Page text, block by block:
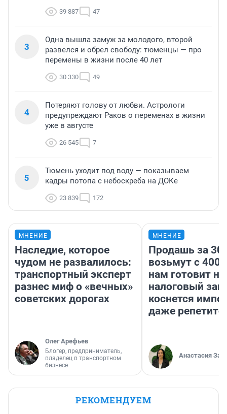
39 887 47
3
Одна вышла замуж за молодого, второй
развелся и обрел свободу: тюменцы — про
перемены в жизни после 40 лет
30 330 49
4
Потеряют голову от любви. Астрологи
предупреждают Раков о переменах в жизни
уже в августе
26 545 7
5
Тюмень уходит под воду — показываем
кадры потопа с небоскреба на ДОКе
23 839 172
МНЕНИЕ
Наследие, которое
чудом не развалилось:
транспортный эксперт
разнес миф о «вечных»
советских дорогах
Олег Арефьев
Блогер, предприниматель,
владелец в транспортном
бизнесе
МНЕНИЕ
Продашь за
возьмут с
нам готовит
налоговый
коснется
даже
Анастасия
РЕКОМЕНДУЕМ